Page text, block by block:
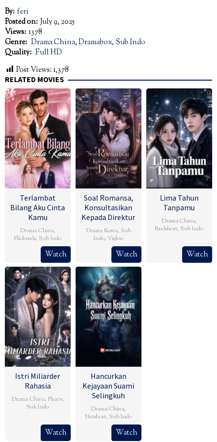
By: feri
Posted on: July 9, 2025
Views: 1378
Genre: Drama China,Dramabox, Sub Indo
Quality: Full HD
Post Views:1,378
RELATED MOVIES
Terlambat
Bilang Aku Cinta
Kamu
Drama China,
Flickreels, Sub Indo
Watch
Soal Romansa,
Konsultasikan
Kepada Direktur
Drama Korea, Sub
Indo,Vigloo
Watch
Lima Tahun
Tanpamu
Drama China,
Reelshort, Sub Indo
Watch
Istri Miliarder
Rahasia
Drama China, Flextv,
Sub Indo
Watch
Hancurkan
Kejayaan Suami
Selingkuh
Drama China,
Netshort, Sub Indo
Watch